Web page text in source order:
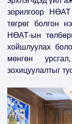
зорилгоор НӨАТ
төгрөг болгон
НӨАТ-ын
хойшлуулах
мөнгөн
зохицуулалтыг